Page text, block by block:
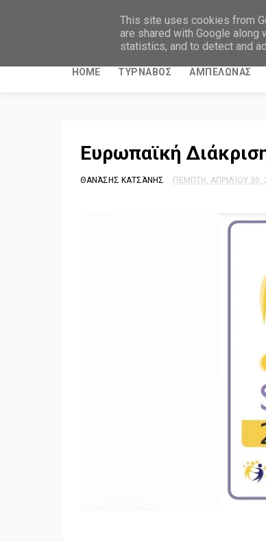
ΤΥΡΝΑΒΙΤΙΚΑ ΝΕΑ
HOME ΤΥΡΝΑΒΟΣ ΑΜΠΕΛΩΝΑΣ
Ευρωπαϊκή
ΘΑΝΆΣΗΣ ΚΑΤΣΆΝΗΣ ΠΈΜΠΤΗ, ΑΠΡΙΛΊΟΥ 30,
This site uses cookies from
are shared with Google
statistics, and to detect and